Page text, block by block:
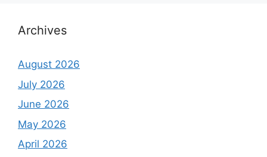
Archives
August 2026
July 2026
June 2026
May 2026
April 2026